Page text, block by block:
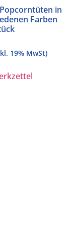
in
Farben
19% MwSt)